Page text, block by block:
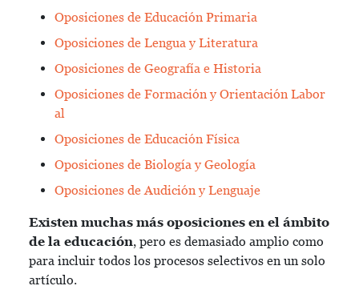
Oposiciones de Educación Primaria
Oposiciones de Lengua y Literatura
Oposiciones de Geografía e Historia
Oposiciones de Formación y Orientación Labor
al
Oposiciones de Educación Física
Oposiciones de Biología y Geología
Oposiciones de Audición y Lenguaje
Existen muchas más oposiciones en el ámbito
de la educación, pero es demasiado amplio como
para incluir todos los procesos selectivos en un solo
artículo.